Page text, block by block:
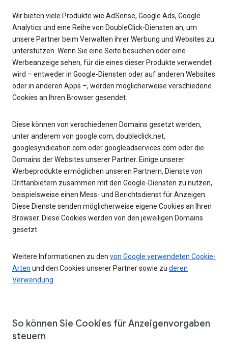
Wir bieten viele Produkte wie AdSense, Google Ads, Google
Analytics und eine Reihe von DoubleClick-Diensten an, um
unsere Partner beim Verwalten ihrer Werbung und Websites zu
unterstützen. Wenn Sie eine Seite besuchen oder eine
Werbeanzeige sehen, für die eines dieser Produkte verwendet
wird – entweder in Google-Diensten oder auf anderen Websites
oder in anderen Apps –, werden möglicherweise verschiedene
Cookies an Ihren Browser gesendet.
Diese können von verschiedenen Domains gesetzt werden,
unter anderem von google.com, doubleclick.net,
googlesyndication.com oder googleadservices.com oder die
Domains der Websites unserer Partner. Einige unserer
Werbeprodukte ermöglichen unseren Partnern, Dienste von
Drittanbietern zusammen mit den Google-Diensten zu nutzen,
beispielsweise einen Mess- und Berichtsdienst für Anzeigen.
Diese Dienste senden möglicherweise eigene Cookies an Ihren
Browser. Diese Cookies werden von den jeweiligen Domains
gesetzt.
Weitere Informationen zu den von Google verwendeten Cookie-
Arten und den Cookies unserer Partner sowie zu deren
Verwendung
So können Sie Cookies für Anzeigenvorgaben
steuern